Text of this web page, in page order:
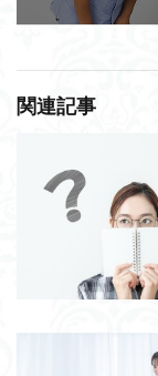
関連記事